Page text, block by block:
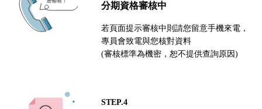
分期資格審核中
若頁面提示審核中則請您留意手機來電，
專員會致電與您核對資料
(審核標準為機密，恕不提供查詢原因)
STEP.4